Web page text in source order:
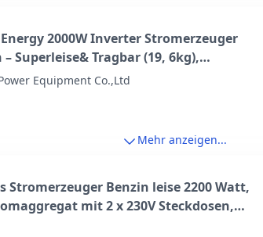
2000W Inverter Stromerzeuger
– Superleise& Tragbar (19, 6kg),
mit Reinem Sinus, Digital
Equipment Co.,Ltd
Mehr anzeigen...
Stromerzeuger Benzin leise 2200 Watt,
mit 2 x 230V Steckdosen,
Stromgenerator 15L Tank für